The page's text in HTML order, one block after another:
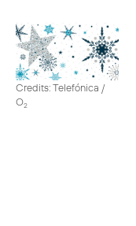
Credits: Telefónica /
O2